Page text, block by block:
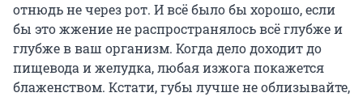
отнюдь не через рот. И всё было бы хорошо, если
бы это жжение не распространялось всё глубже и
глубже в ваш организм. Когда дело доходит до
пищевода и желудка, любая изжога покажется
блаженством. Кстати, губы лучше не облизывайте,